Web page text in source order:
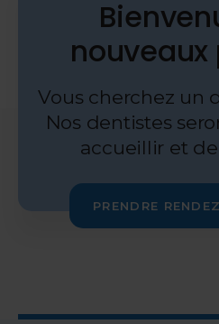
Vous cherchez un
Nos dentistes
accueillir et de
PRENDRE